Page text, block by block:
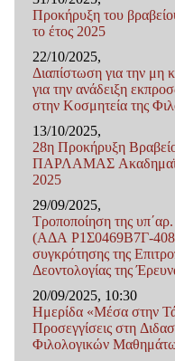
Προκήρυξη του
το έτος 2025
22/10/2025,
Διαπίστωση για την μη
για την ανάδειξη
στην Κοσμητεία της
13/10/2025,
28η Προκήρυξη
ΠΑΡΛΑΜΑΣ
2025
29/09/2025,
Τροποποίηση της
(ΑΔΑ Ρ1Σ0469Β7Γ-
συγκρότησης της
Δεοντολογίας της
20/09/2025, 10:30
Ημερίδα «Μέσα στην
Προσεγγίσεις στη
Φιλολογικών